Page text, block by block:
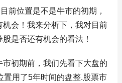
前位置是不是牛市的初期，
会！我来分析下，我对目前
是否还有机会的看法！
初期前，我们先看下大盘的
置用了5年时间的盘整.股票市